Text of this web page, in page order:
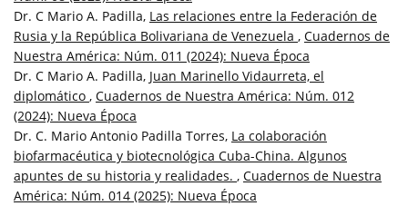
Dr. C Mario A. Padilla, Las relaciones entre la Federación de
Rusia y la República Bolivariana de Venezuela , Cuadernos de
Nuestra América: Núm. 011 (2024): Nueva Época
Dr. C Mario A. Padilla, Juan Marinello Vidaurreta, el
diplomático , Cuadernos de Nuestra América: Núm. 012
(2024): Nueva Época
Dr. C. Mario Antonio Padilla Torres, La colaboración
biofarmacéutica y biotecnológica Cuba-China. Algunos
apuntes de su historia y realidades. , Cuadernos de Nuestra
América: Núm. 014 (2025): Nueva Época